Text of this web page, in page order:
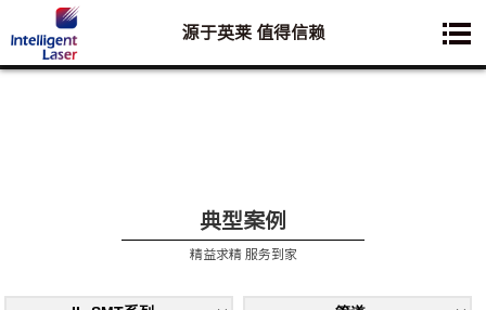
您想要了解的业务是:
源于英莱 值得信赖
典型案例
精益求精 服务到家